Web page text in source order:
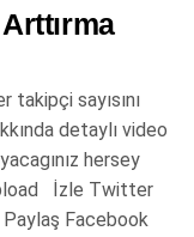
takipçi sayısını
detaylı video
hersey
İzle Twitter
Facebook